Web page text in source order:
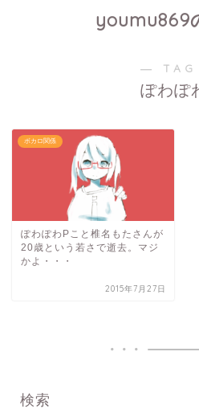
youmu869
―
ぽわぽ
ボカロ関係
ぽわぽわPこと椎名もたさんが
20歳という若さで逝去。マジ
かよ・・・
2015年7月27日
検索